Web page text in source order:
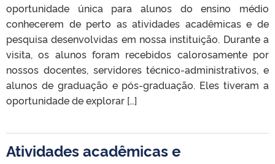
oportunidade única para alunos do ensino médio
conhecerem de perto as atividades acadêmicas e de
pesquisa desenvolvidas em nossa instituição. Durante a
visita, os alunos foram recebidos calorosamente por
nossos docentes, servidores técnico-administrativos, e
alunos de graduação e pós-graduação. Eles tiveram a
oportunidade de explorar […]
Atividades acadêmicas e